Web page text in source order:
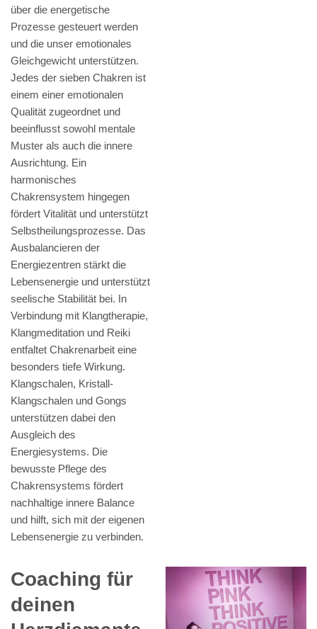
über die energetische
Prozesse gesteuert werden
und die unser emotionales
Gleichgewicht unterstützen.
Jedes der sieben Chakren ist
einem einer emotionalen
Qualität zugeordnet und
beeinflusst sowohl mentale
Muster als auch die innere
Ausrichtung. Ein
harmonisches
Chakrensystem hingegen
fördert Vitalität und unterstützt
Selbstheilungsprozesse. Das
Ausbalancieren der
Energiezentren stärkt die
Lebensenergie und unterstützt
seelische Stabilität bei. In
Verbindung mit Klangtherapie,
Klangmeditation und Reiki
entfaltet Chakrenarbeit eine
besonders tiefe Wirkung.
Klangschalen, Kristall-
Klangschalen und Gongs
unterstützen dabei den
Ausgleich des
Energiesystems. Die
bewusste Pflege des
Chakrensystems fördert
nachhaltige innere Balance
und hilft, sich mit der eigenen
Lebensenergie zu verbinden.
Coaching für
deinen